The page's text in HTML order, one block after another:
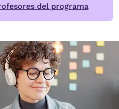
del programa